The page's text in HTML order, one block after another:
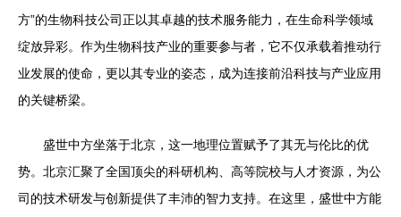
方”的生物科技公司正以其卓越的技术服务能力，在生命科学领域
绽放异彩。作为生物科技产业的重要参与者，它不仅承载着推动行
业发展的使命，更以其专业的姿态，成为连接前沿科技与产业应用
的关键桥梁。
盛世中方坐落于北京，这一地理位置赋予了其无与伦比的优
势。北京汇聚了全国顶尖的科研机构、高等院校与人才资源，为公
司的技术研发与创新提供了丰沛的智力支持。在这里，盛世中方能